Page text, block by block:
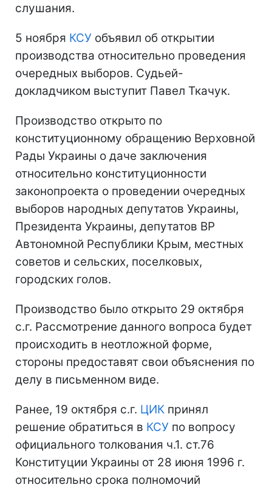
слушания.
5 ноября КСУ объявил об открытии
производства относительно проведения
очередных выборов. Судьей-
докладчиком выступит Павел Ткачук.
Производство открыто по
конституционному обращению Верховной
Рады Украины о даче заключения
относительно конституционности
законопроекта о проведении очередных
выборов народных депутатов Украины,
Президента Украины, депутатов ВР
Автономной Республики Крым, местных
советов и сельских, поселковых,
городских голов.
Производство было открыто 29 октября
с.г. Рассмотрение данного вопроса будет
происходить в неотложной форме,
стороны предоставят свои объяснения по
делу в письменном виде.
Ранее, 19 октября с.г. ЦИК принял
решение обратиться в КСУ по вопросу
официального толкования ч.1. ст.76
Конституции Украины от 28 июня 1996 г.
относительно срока полномочий